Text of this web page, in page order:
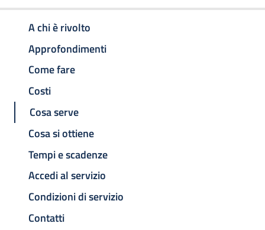
A chi è rivolto
Approfondimenti
Come fare
Costi
Cosa serve
Cosa si ottiene
Tempi e scadenze
Accedi al servizio
Condizioni di servizio
Contatti